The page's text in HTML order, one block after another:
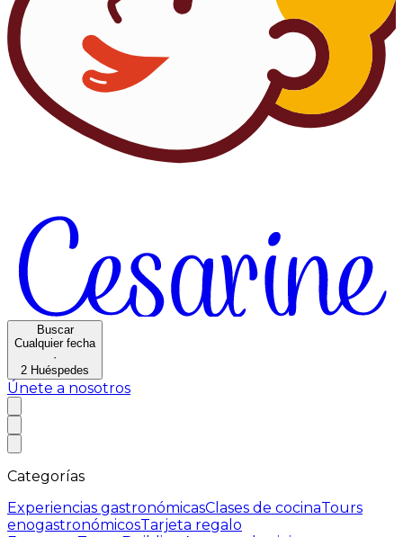
Buscar
Cualquier fecha
·
2 Huéspedes
Únete a nosotros
Categorías
Experiencias gastronómicasClases de cocinaTours
enogastronómicosTarjeta regalo